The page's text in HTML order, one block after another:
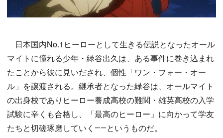
日本国内No.1ヒーローとして生きる伝説となったオール
マイトに憧れる少年・緑谷出久は、ある事件に巻き込まれ
たことから彼に見いだされ、個性「ワン・フォー・オー
ル」を譲渡される。継承者となった緑谷は、オールマイト
の出身校でありヒーロー養成高校の難関・雄英高校の入学
試験に辛くも合格し、「最高のヒーロー」に向かって学友
たちと切磋琢磨していく――というものだ。